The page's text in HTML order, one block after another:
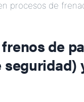
procesos de
de